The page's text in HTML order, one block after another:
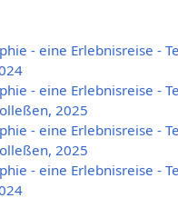
- eine Erlebnisreise -
- eine Erlebnisreise -
2025
- eine Erlebnisreise -
2025
- eine Erlebnisreise -